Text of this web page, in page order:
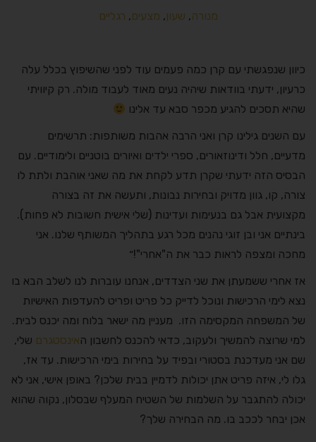
מנורה, שעון, מצעים, רגליים
כיוון שנפגשתי עם קרן כמה פעמים עוד לפני שהשיפוץ בכלל עלה
כרעיון, ידעתי בוודאות שיהיה נעים מאוד לעבוד מולה. רק קיוויתי
שהיא תסכים להגיע מכפר סבא עד אלינו
עם השנים גילינו קרן ואני הרבה אהבות משותפות: תרשימים
מדעיים, חלל ודינוזאורים, ספרי ילדים ואיורים בוטניים ולימודיים. עם
הבסיס הזה ידעתי שקרן תדע לקחת את מה שאני אוהבת ולתת לו
צורה, קו, גוון מדויק ובחירות נבונות, ותעשה את זה בצורה
מקצועית אבל גם בנעימות ועדינות (שלי אישית חשובות לא פחות).
בינתיים אני ובן זוגי נהנים מכל רגע בתהליך המשותף שלנו. אני
מחכה ומצפה לראות כבר את ה"אחרי"!״
אז אחרי ששמעתן את שני הצדדים, אנחנו עוברות לנו לשלב הבא בו
נצא לימי הרכישות ונוכל לדייק כל פריט ופריט להעדפות האישיות
של המשפחה המקסימה הזו. מעניין מה ישאר בלוח ומה יכנס לבית.
למי שרוצה להמשיך ולעקוב, כדאי להכנס לחשבון האינסטגרם שלי,
שם אני מעדכנת בסטורי ובפיד על בחירות בימי הרכישות. עד אז,
גלו לי, איזה פריט אתן יכולות לדמיין בבית שלכן? באופן אישי, אני לא
יכולה להתגבר על השלמות של השטיח המעלף שבסלון, נקוה שהוא
אכן יבחר לככב בו. מה הבחירה שלך?